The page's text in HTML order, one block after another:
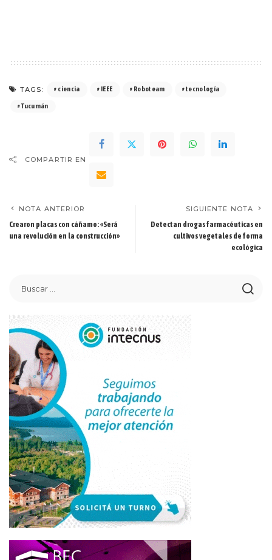
TAGS: ciencia IEEE Roboteam tecnología
Tucumán
COMPARTIR EN
NOTA ANTERIOR
Crearon placas con cáñamo: «Será
una revolución en la construcción»
SIGUIENTE NOTA
Detectan drogas farmacéuticas en
cultivos vegetales de forma
ecológica